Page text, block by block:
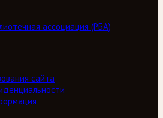
ассоциация (РБА)
сайта